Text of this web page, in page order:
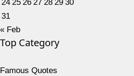
24 25 26 27 28 29 30
31
« Feb
Top Category
Famous Quotes